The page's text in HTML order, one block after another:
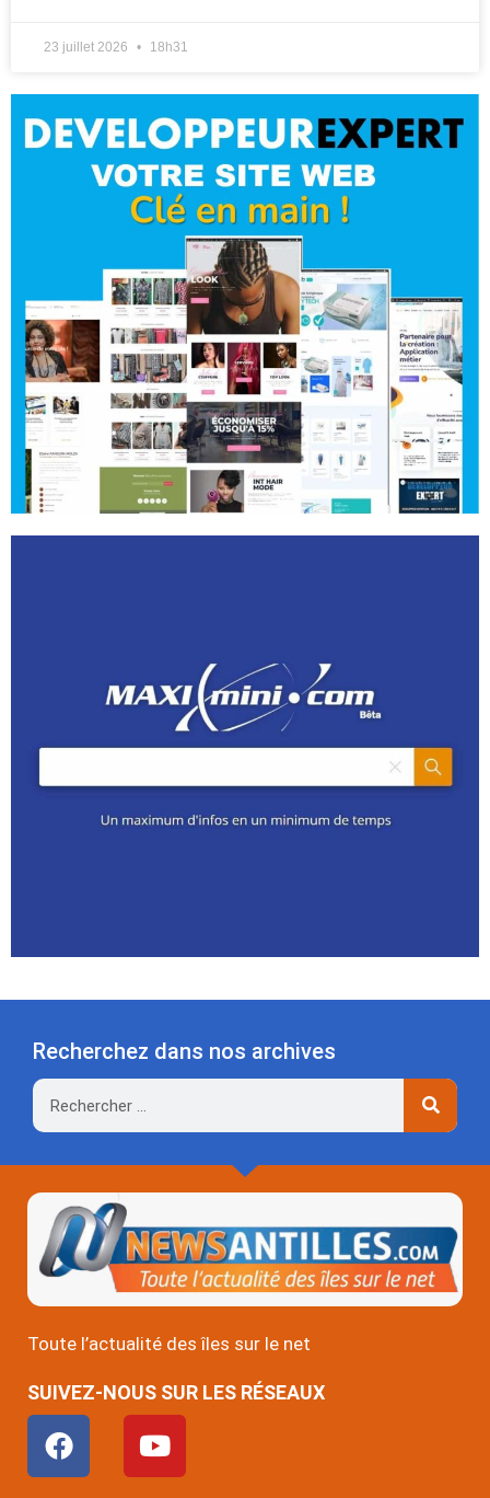
23 juillet 2026 18h31
Recherchez dans nos archives
Rechercher
Toute l’actualité des îles sur le net
SUIVEZ-NOUS SUR LES RÉSEAUX
F
a
c
Y
o
u